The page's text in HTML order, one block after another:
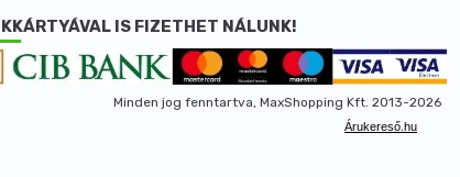
IS FIZETHET NÁLUNK!
Minden jog fenntartva, MaxShopping Kft. 2013-2026
Árukereső.hu